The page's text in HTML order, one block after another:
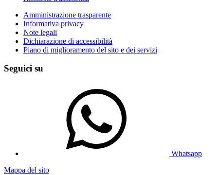
Amministrazione trasparente
Informativa privacy
Note legali
Dichiarazione di accessibilità
Piano di miglioramento del sito e dei servizi
Seguici su
Whatsapp
Mappa del sito